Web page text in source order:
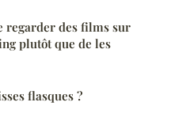
regarder des films sur
plutôt que de les
flasques ?